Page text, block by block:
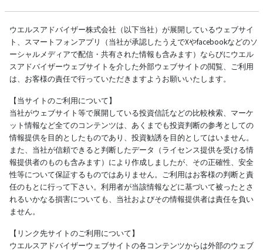
ウエルスアドバイザー株式会社（以下当社）が展開しているウェブサイ
ト、スマートフォンアプリ（当社が承認したうえでXやfacebookなどのソ
ーシャルメディアで配信・共有された情報も含みます）ならびにウエル
スアドバイザーウェブサイトを介した外部ウェブサイトの閲覧、ご利用
は、お客様の責任で行っていただきますようお願いいたします。
【当サイトのご利用について】
当社がウェブサイト等で展開している投資信託などの比較検索、マーケ
ット情報など全てのコンテンツは、あくまでも投資判断の参考としての
情報提供を目的としたものであり、投資勧誘を目的としてはいません。
また、当社が信頼できると判断したデータ（ライセンス提供を受ける情
報提供者のものも含みます）により作成しましたが、その正確性、安全
性等について保証するものではありません。ご利用はお客様の判断と責
任のもとに行って下さい。利用者が当該情報などに基づいて被ったとさ
れるいかなる損害についても、当社およびその情報提供者は責任を負い
ません。
【リンク先サイトのご利用について】
ウエルスアドバイザーウェブサイトの各コンテンツからは外部のウェブ